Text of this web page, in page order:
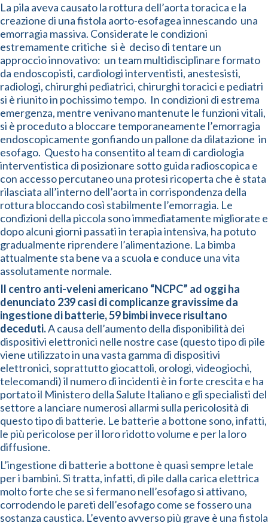
La pila aveva causato la rottura dell’aorta toracica e la
creazione di una fistola aorto-esofagea innescando una
emorragia massiva. Considerate le condizioni
estremamente critiche si è deciso di tentare un
approccio innovativo: un team multidisciplinare formato
da endoscopisti, cardiologi interventisti, anestesisti,
radiologi, chirurghi pediatrici, chirurghi toracici e pediatri
si è riunito in pochissimo tempo. In condizioni di estrema
emergenza, mentre venivano mantenute le funzioni vitali,
si è proceduto a bloccare temporaneamente l’emorragia
endoscopicamente gonfiando un pallone da dilatazione in
esofago. Questo ha consentito al team di cardiologia
interventistica di posizionare sotto guida radioscopica e
con accesso percutaneo una protesi ricoperta che è stata
rilasciata all’interno dell’aorta in corrispondenza della
rottura bloccando così stabilmente l’emorragia. Le
condizioni della piccola sono immediatamente migliorate e
dopo alcuni giorni passati in terapia intensiva, ha potuto
gradualmente riprendere l’alimentazione. La bimba
attualmente sta bene va a scuola e conduce una vita
assolutamente normale.
Il centro anti-veleni americano “NCPC” ad oggi ha
denunciato 239 casi di complicanze gravissime da
ingestione di batterie, 59 bimbi invece risultano
deceduti.A causa dell’aumento della disponibilità dei
dispositivi elettronici nelle nostre case (questo tipo di pile
viene utilizzato in una vasta gamma di dispositivi
elettronici, soprattutto giocattoli, orologi, videogiochi,
telecomandi) il numero di incidenti è in forte crescita e ha
portato il Ministero della Salute Italiano e gli specialisti del
settore a lanciare numerosi allarmi sulla pericolosità di
questo tipo di batterie. Le batterie a bottone sono, infatti,
le più pericolose per il loro ridotto volume e per la loro
diffusione.
L’ingestione di batterie a bottone è quasi sempre letale
per i bambini. Si tratta, infatti, di pile dalla carica elettrica
molto forte che se si fermano nell’esofago si attivano,
corrodendo le pareti dell’esofago come se fossero una
sostanza caustica. L’evento avverso più grave è una fistola